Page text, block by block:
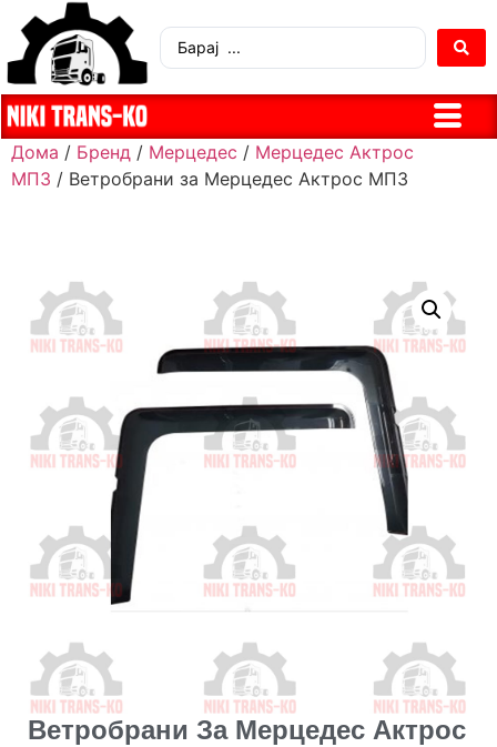
Дома / Бренд / Мерцедес / Мерцедес Актрос
МП3 / Ветробрани за Мерцедес Актрос МП3
Ветробрани За Мерцедес Актрос